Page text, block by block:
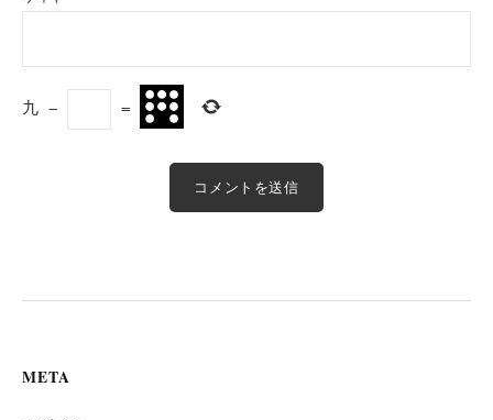
九 − =
META